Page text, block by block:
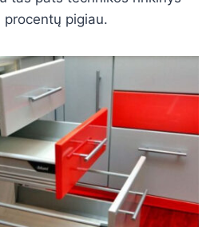
pigiau.